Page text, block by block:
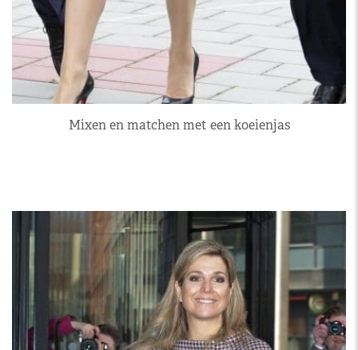
Mixen en matchen met een koeienjas